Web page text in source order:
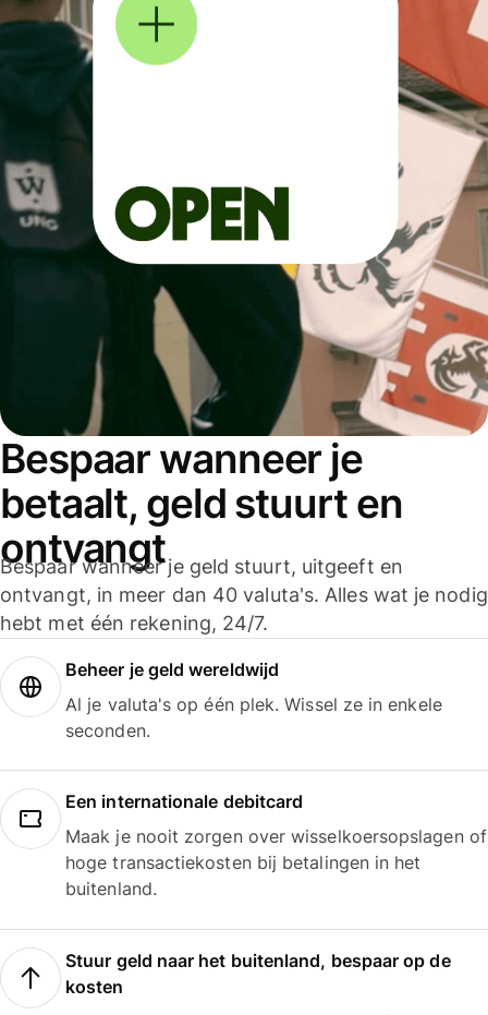
Bespaar wanneer je
betaalt, geld stuurt en
ontvangt
Bespaar wanneer je geld stuurt, uitgeeft en
ontvangt, in meer dan 40 valuta's. Alles wat je nodig
hebt met één rekening, 24/7.
Beheer je geld wereldwijd
Al je valuta's op één plek. Wissel ze in enkele
seconden.
Een internationale debitcard
Maak je nooit zorgen over wisselkoersopslagen of
hoge transactiekosten bij betalingen in het
buitenland.
Stuur geld naar het buitenland, bespaar op de
kosten